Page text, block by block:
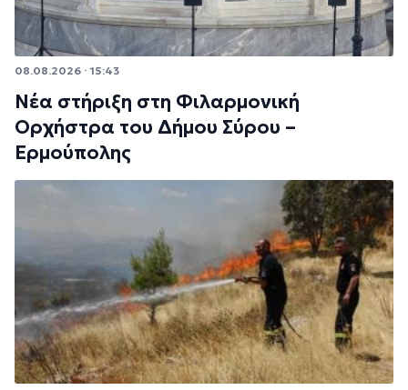
08.08.2026 · 15:43
Νέα στήριξη στη Φιλαρμονική
Ορχήστρα του Δήμου Σύρου –
Ερμούπολης